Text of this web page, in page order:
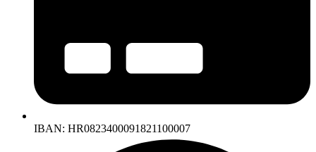
IBAN: HR0823400091821100007